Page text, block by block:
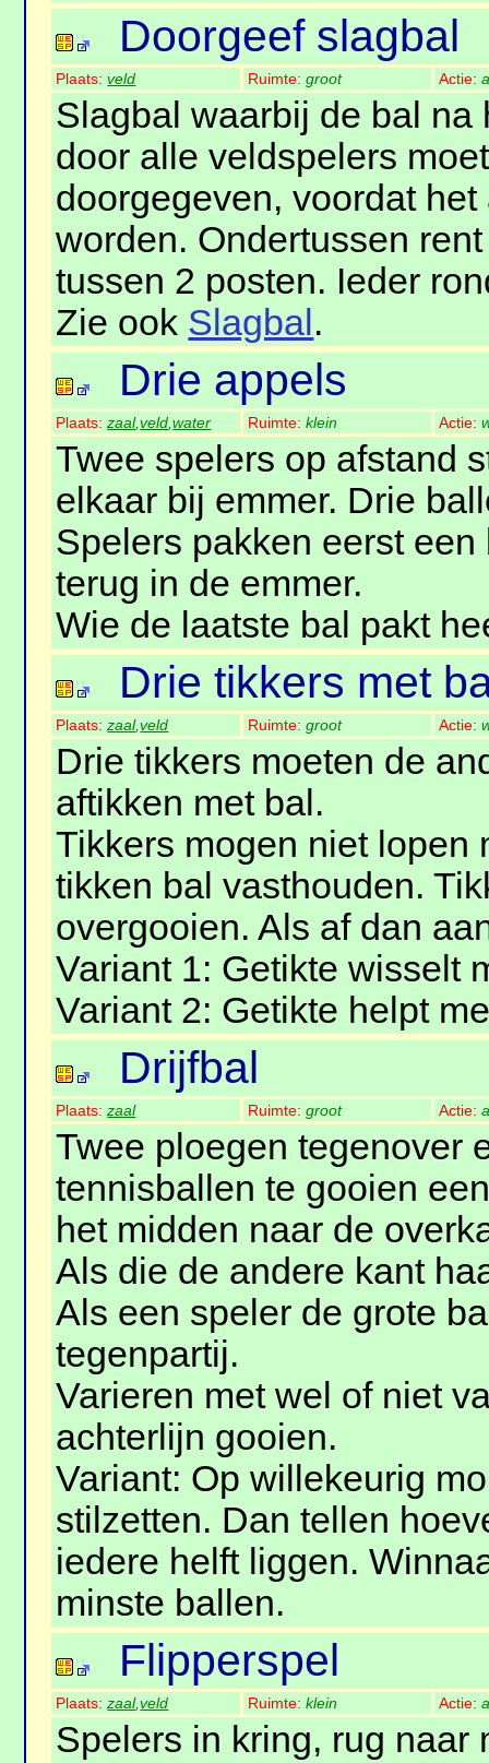
Doorgeef slagbal
Plaats:veld Ruimte:groot Actie:
Slagbal waarbij de bal na
door alle veldspelers
doorgegeven, voordat
worden. Ondertussen
tussen 2 posten. Ieder
Zie ook Slagbal .
Drie appels
Plaats:zaal,veld,water Ruimte:klein Actie:
Twee spelers op afstand
elkaar bij emmer. Drie
Spelers pakken eerst
terug in de emmer.
Wie de laatste bal pakt
Drie tikkers met
Plaats:zaal,veld Ruimte:groot Actie:
Drie tikkers moeten de
aftikken met bal.
Tikkers mogen niet lopen
tikken bal vasthouden.
overgooien. Als af dan
Variant 1: Getikte wisselt
Variant 2: Getikte helpt
Drijfbal
Plaats:zaal Ruimte:groot Actie:
Twee ploegen tegenover
tennisballen te gooien
het midden naar de
Als die de andere kant
Als een speler de grote
tegenpartij.
Varieren met wel of niet
achterlijn gooien.
Variant: Op willekeurig
stilzetten. Dan tellen
iedere helft liggen.
minste ballen.
Flipperspel
Plaats:zaal,veld Ruimte:klein Actie:
Spelers in kring, rug naar